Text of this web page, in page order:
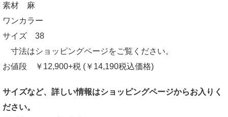
素材 麻
ワンカラー
サイズ 38
寸法はショッピングページをご覧ください。
お値段 ￥12,900+税 (￥14,190税込価格)
サイズなど、詳しい情報はショッピングページからお入りく
ださい。